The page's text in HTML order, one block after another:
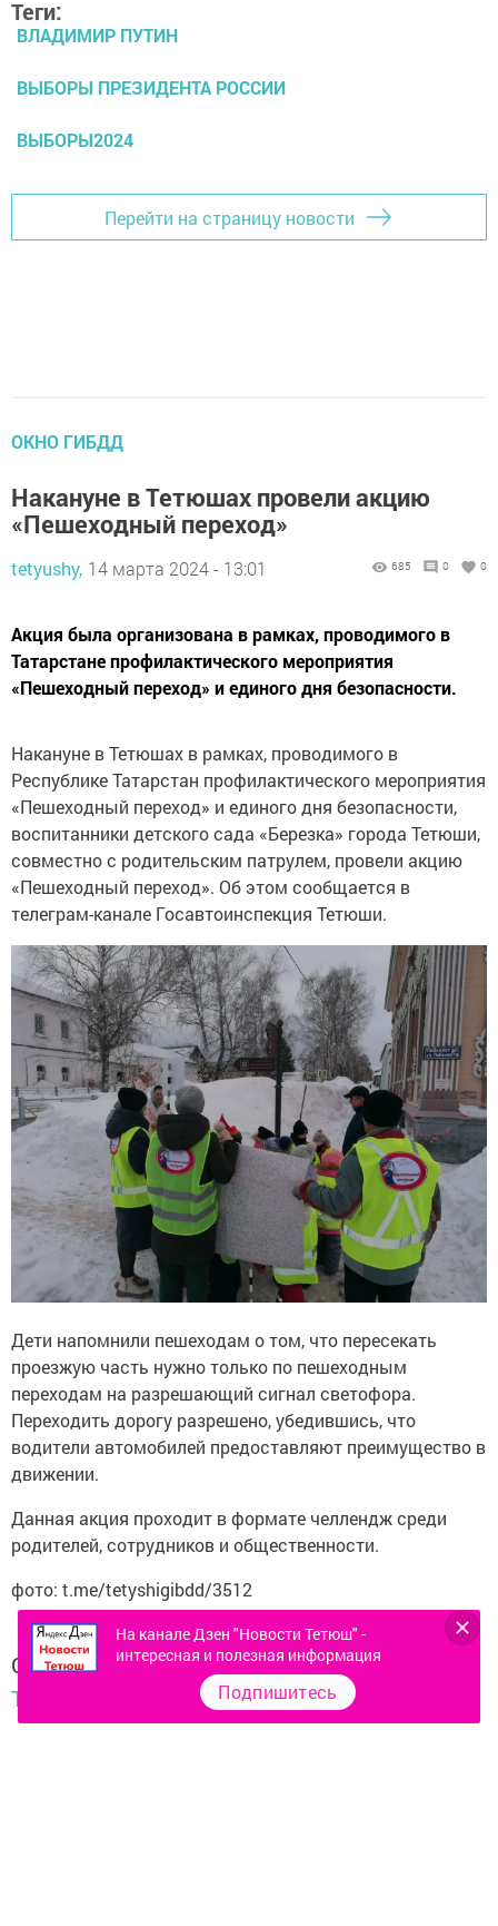
Теги:
ВЛАДИМИР ПУТИН
ВЫБОРЫ ПРЕЗИДЕНТА РОССИИ
ВЫБОРЫ2024
Перейти на страницу новости
ОКНО ГИБДД
Накануне в Тетюшах провели акцию
«Пешеходный переход»
tetyushy, 14 марта 2024 - 13:01 685 0 0
Акция была организована в рамках, проводимого в
Татарстане профилактического мероприятия
«Пешеходный переход» и единого дня безопасности.
Накануне в Тетюшах в рамках, проводимого в
Республике Татарстан профилактического мероприятия
«Пешеходный переход» и единого дня безопасности,
воспитанники детского сада «Березка» города Тетюши,
совместно с родительским патрулем, провели акцию
«Пешеходный переход». Об этом сообщается в
телеграм-канале Госавтоинспекция Тетюши.
Дети напомнили пешеходам о том, что пересекать
проезжую часть нужно только по пешеходным
переходам на разрешающий сигнал светофора.
Переходить дорогу разрешено, убедившись, что
водители автомобилей предоставляют преимущество в
движении.
Данная акция проходит в формате челлендж среди
родителей, сотрудников и общественности.
фото: t.me/tetyshigibdd/3512
Следите за самым важным и интересным в
Telegram-канале
Татмедиа
На канале Дзен "Новости Тетюш" -
интересная и полезная информация
Подпишитесь